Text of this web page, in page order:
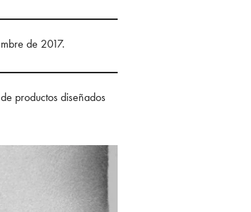
de 2017.
productos diseñados